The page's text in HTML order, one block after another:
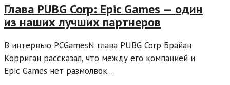
Глава PUBG Corp: Epic Games — один
из наших лучших партнеров
В интервью PCGamesN глава PUBG Corp Брайан
Корриган рассказал, что между его компанией и
Epic Games нет размолвок....